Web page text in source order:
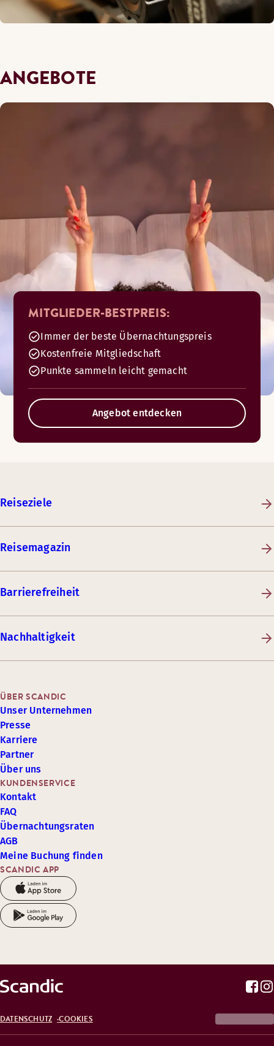
ANGEBOTE
MITGLIEDER-BESTPREIS:
Immer der beste Übernachtungspreis
Kostenfreie Mitgliedschaft
Punkte sammeln leicht gemacht
Angebot entdecken
Reiseziele
Reisemagazin
Barrierefreiheit
Nachhaltigkeit
SCANDIC APP
KUNDENSERVICE
Kontakt
FAQ
Übernachtungsraten
AGB
Meine Buchung finden
ÜBER SCANDIC
Unser Unternehmen
Presse
Karriere
Partner
Über uns
DATENSCHUTZ COOKIES